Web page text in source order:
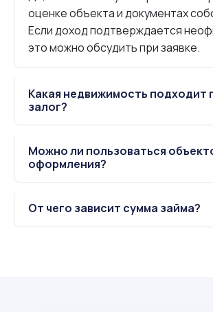
оценке объекта и документах
Если доход подтверждается
это можно обсудить при заявке.
Какая недвижимость подходит
залог?
Можно ли пользоваться
оформления?
От чего зависит сумма займа?